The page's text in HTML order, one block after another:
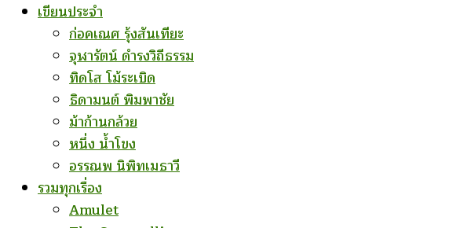
เขียนประจำ
ก่อคเณศ รุ้งสันเทียะ
จุฬารัตน์ ดำรงวิถีธรรม
ทิดโส โม้ระเบิด
ธิดามนต์ พิมพาชัย
ม้าก้านกล้วย
หนึ่ง น้ำโขง
อรรณพ นิพิทเมธาวี
รวมทุกเรื่อง
Amulet